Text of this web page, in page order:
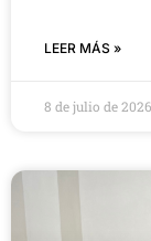
LEER MÁS »
8 de julio de 2026